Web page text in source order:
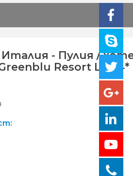
Италия - Пулия /
Resort Lux 4*